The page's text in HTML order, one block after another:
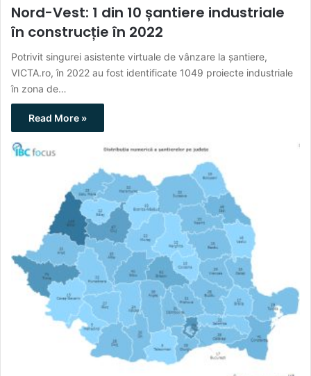
Nord-Vest: 1 din 10 șantiere industriale
în construcție în 2022
Potrivit singurei asistente virtuale de vânzare la șantiere,
VICTA.ro, în 2022 au fost identificate 1049 proiecte industriale
în zona de…
Read More »